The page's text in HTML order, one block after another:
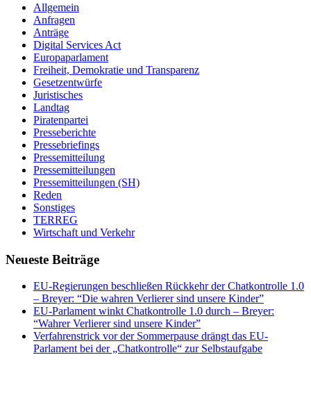
Allgemein
Anfragen
Anträge
Digital Services Act
Europaparlament
Freiheit, Demokratie und Transparenz
Gesetzentwürfe
Juristisches
Landtag
Piratenpartei
Presseberichte
Pressebriefings
Pressemitteilung
Pressemitteilungen
Pressemitteilungen (SH)
Reden
Sonstiges
TERREG
Wirtschaft und Verkehr
Neueste Beiträge
EU-Regierungen beschließen Rückkehr der Chatkontrolle 1.0
– Breyer: “Die wahren Verlierer sind unsere Kinder”
EU-Parlament winkt Chatkontrolle 1.0 durch – Breyer:
“Wahrer Verlierer sind unsere Kinder”
Verfahrenstrick vor der Sommerpause drängt das EU-
Parlament bei der „Chatkontrolle“ zur Selbstaufgabe